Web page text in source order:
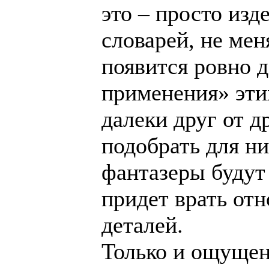
это – просто
словарей, не
появится ровно
применения»
далеки друг от
подобрать для
фантазеры
придет врать
деталей.
Только и